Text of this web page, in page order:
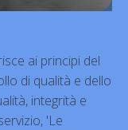
ai principi del
di qualità e dello
integrità e
'Le